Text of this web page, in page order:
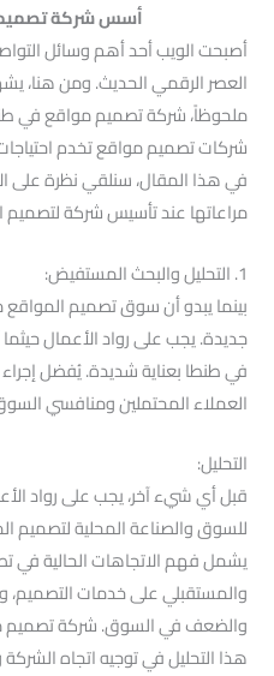
أسس شركة
أصبحت الويب أحد أهم وسائل
العصر الرقمي الحديث. ومن هنا،
ملحوظاً، شركة تصميم مواقع في
شركات تصميم مواقع تخدم
في هذا المقال، سنلقي نظرة على
مراعاتها عند تأسيس شركة
1. التحليل والبحث المستفيض:
بينما يبدو أن سوق تصميم
جديدة. يجب على رواد الأعمال
في طنطا بعناية شديدة. يُفضل
العملاء المحتملين ومنافسي
التحليل:
قبل أي شيء آخر، يجب على رواد
للسوق والصناعة المحلية لتصميم
يشمل فهم الاتجاهات الحالية في
والمستقبلي على خدمات
والضعف في السوق. شركة تصميم
هذا التحليل في توجيه اتجاه الشركة